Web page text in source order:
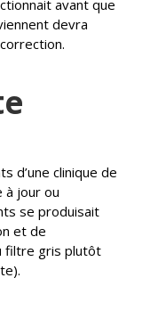
avant que
devra
d’une clinique de
à jour ou
se produisait
et de
filtre gris plutôt